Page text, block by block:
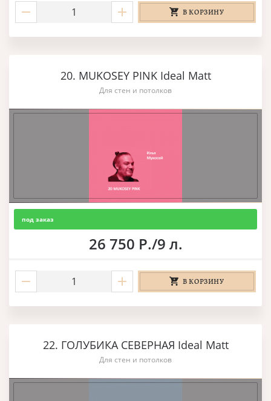
В КОРЗИНУ
20. MUKOSEY PINK Ideal Matt
Для стен и потолков
под заказ
26 750 Р./9 л.
В КОРЗИНУ
22. ГОЛУБИКА СЕВЕРНАЯ Ideal Matt
Для стен и потолков